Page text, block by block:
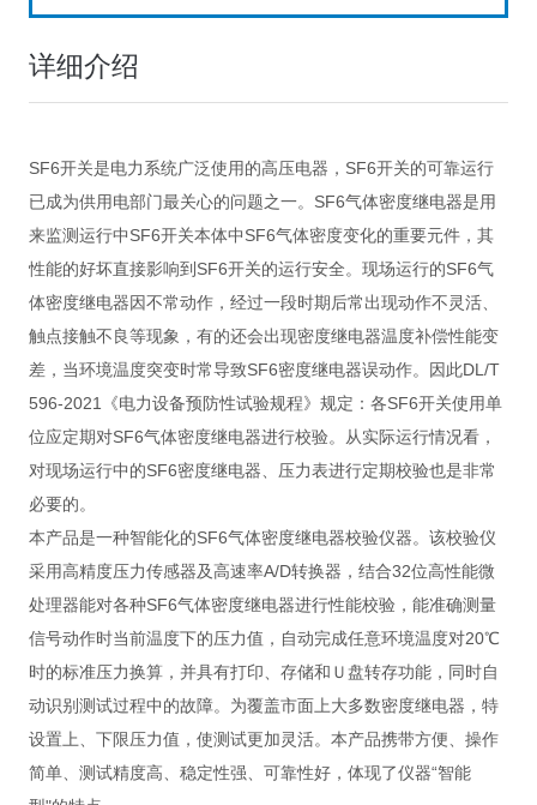
详细介绍
SF6开关是电力系统广泛使用的高压电器，SF6开关的可靠运行
已成为供用电部门最关心的问题之一。SF6气体密度继电器是用
来监测运行中SF6开关本体中SF6气体密度变化的重要元件，其
性能的好坏直接影响到SF6开关的运行安全。现场运行的SF6气
体密度继电器因不常动作，经过一段时期后常出现动作不灵活、
触点接触不良等现象，有的还会出现密度继电器温度补偿性能变
差，当环境温度突变时常导致SF6密度继电器误动作。因此DL/T
596-2021《电力设备预防性试验规程》规定：各SF6开关使用单
位应定期对SF6气体密度继电器进行校验。从实际运行情况看，
对现场运行中的SF6密度继电器、压力表进行定期校验也是非常
必要的。
本产品是一种智能化的SF6气体密度继电器校验仪器。该校验仪
采用高精度压力传感器及高速率A/D转换器，结合32位高性能微
处理器能对各种SF6气体密度继电器进行性能校验，能准确测量
信号动作时当前温度下的压力值，自动完成任意环境温度对20℃
时的标准压力换算，并具有打印、存储和Ｕ盘转存功能，同时自
动识别测试过程中的故障。为覆盖市面上大多数密度继电器，特
设置上、下限压力值，使测试更加灵活。本产品携带方便、操作
简单、测试精度高、稳定性强、可靠性好，体现了仪器“智能